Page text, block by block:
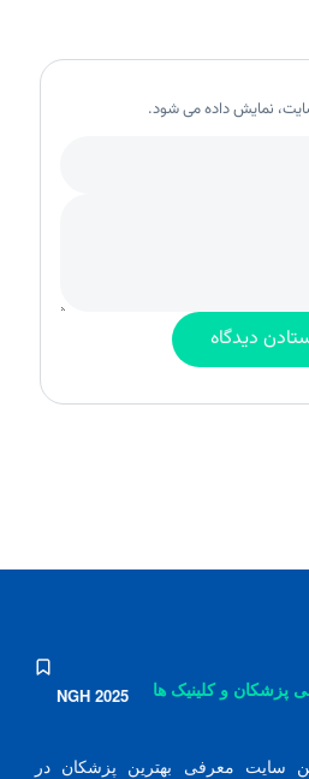
نمایش داده می شود.
پزشکان و کلینیک ها NGH 2025
سایت معرفی بهترین پزشکان در